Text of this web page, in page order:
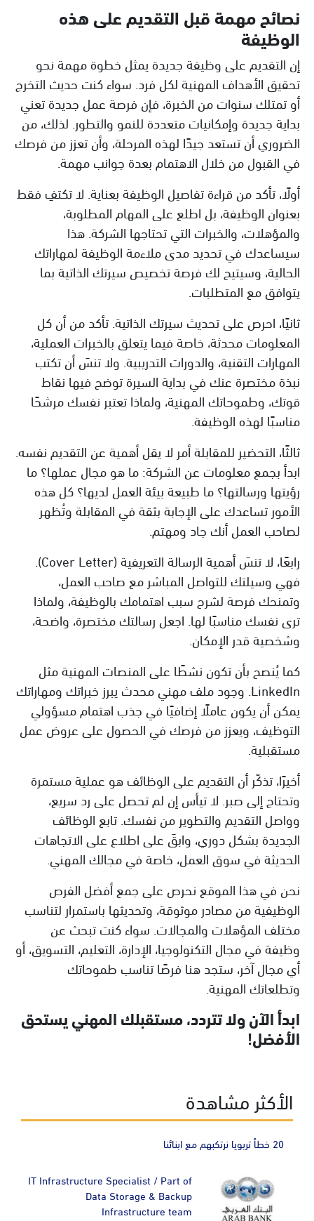
نصائح مهمة قبل التقديم على هذه
الوظيفة
إن التقديم على وظيفة جديدة يمثل خطوة مهمة نحو
تحقيق الأهداف المهنية لكل فرد. سواء كنت حديث التخرج
أو تمتلك سنوات من الخبرة، فإن فرصة عمل جديدة تعني
بداية جديدة وإمكانيات متعددة للنمو والتطور. لذلك، من
الضروري أن تستعد جيدًا لهذه المرحلة، وأن تعزز من فرصك
في القبول من خلال الاهتمام بعدة جوانب مهمة.
أولًا، تأكد من قراءة تفاصيل الوظيفة بعناية. لا تكتفِ فقط
بعنوان الوظيفة، بل اطلع على المهام المطلوبة،
والمؤهلات، والخبرات التي تحتاجها الشركة. هذا
سيساعدك في تحديد مدى ملاءمة الوظيفة لمهاراتك
الحالية، وسيتيح لك فرصة تخصيص سيرتك الذاتية بما
يتوافق مع المتطلبات.
ثانيًا، احرص على تحديث سيرتك الذاتية. تأكد من أن كل
المعلومات محدثة، خاصة فيما يتعلق بالخبرات العملية،
المهارات التقنية، والدورات التدريبية. ولا تنسَ أن تكتب
نبذة مختصرة عنك في بداية السيرة توضح فيها نقاط
قوتك، وطموحاتك المهنية، ولماذا تعتبر نفسك مرشحًا
مناسبًا لهذه الوظيفة.
ثالثًا، التحضير للمقابلة أمر لا يقل أهمية عن التقديم نفسه.
ابدأ بجمع معلومات عن الشركة: ما هو مجال عملها؟ ما
رؤيتها ورسالتها؟ ما طبيعة بيئة العمل لديها؟ كل هذه
الأمور تساعدك على الإجابة بثقة في المقابلة وتُظهر
لصاحب العمل أنك جاد ومهتم.
رابعًا، لا تنسَ أهمية الرسالة التعريفية (Cover Letter).
فهي وسيلتك للتواصل المباشر مع صاحب العمل،
وتمنحك فرصة لشرح سبب اهتمامك بالوظيفة، ولماذا
ترى نفسك مناسبًا لها. اجعل رسالتك مختصرة، واضحة،
وشخصية قدر الإمكان.
كما يُنصح بأن تكون نشطًا على المنصات المهنية مثل
LinkedIn. وجود ملف مهني محدث يبرز خبراتك ومهاراتك
يمكن أن يكون عاملًا إضافيًا في جذب اهتمام مسؤولي
التوظيف، ويعزز من فرصك في الحصول على عروض عمل
مستقبلية.
أخيرًا، تذكّر أن التقديم على الوظائف هو عملية مستمرة
وتحتاج إلى صبر. لا تيأس إن لم تحصل على رد سريع،
وواصل التقديم والتطوير من نفسك. تابع الوظائف
الجديدة بشكل دوري، وابقَ على اطلاع على الاتجاهات
الحديثة في سوق العمل، خاصة في مجالك المهني.
نحن في هذا الموقع نحرص على جمع أفضل الفرص
الوظيفية من مصادر موثوقة، وتحديثها باستمرار لتناسب
مختلف المؤهلات والمجالات. سواء كنت تبحث عن
وظيفة في مجال التكنولوجيا، الإدارة، التعليم، التسويق، أو
أي مجال آخر، ستجد هنا فرصًا تناسب طموحاتك
وتطلعاتك المهنية.
ابدأ الآن ولا تتردد، مستقبلك المهني يستحق
الأفضل!
الأكثر مشاهدة
20 خطأ تربويا نرتكبهم مع ابنائنا
IT Infrastructure Specialist / Part of
Data Storage & Backup
Infrastructure team